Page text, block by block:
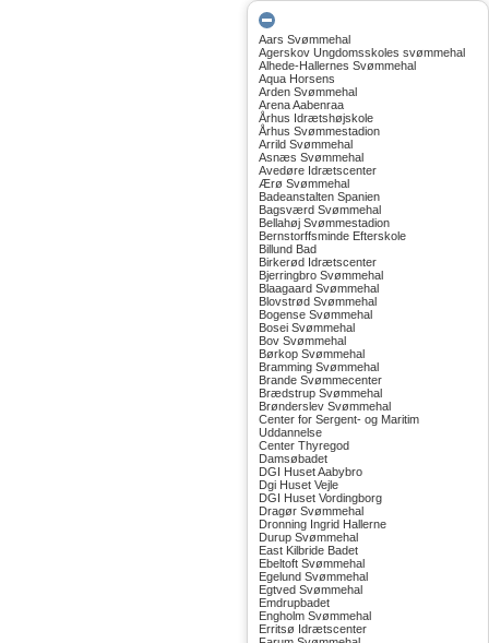
Aars Svømmehal
Agerskov Ungdomsskoles svømmehal
Alhede-Hallernes Svømmehal
Aqua Horsens
Arden Svømmehal
Arena Aabenraa
Århus Idrætshøjskole
Århus Svømmestadion
Arrild Svømmehal
Asnæs Svømmehal
Avedøre Idrætscenter
Ærø Svømmehal
Badeanstalten Spanien
Bagsværd Svømmehal
Bellahøj Svømmestadion
Bernstorffsminde Efterskole
Billund Bad
Birkerød Idrætscenter
Bjerringbro Svømmehal
Blaagaard Svømmehal
Blovstrød Svømmehal
Bogense Svømmehal
Bosei Svømmehal
Bov Svømmehal
Børkop Svømmehal
Bramming Svømmehal
Brande Svømmecenter
Brædstrup Svømmehal
Brønderslev Svømmehal
Center for Sergent- og Maritim
Uddannelse
Center Thyregod
Damsøbadet
DGI Huset Aabybro
Dgi Huset Vejle
DGI Huset Vordingborg
Dragør Svømmehal
Dronning Ingrid Hallerne
Durup Svømmehal
East Kilbride Badet
Ebeltoft Svømmehal
Egelund Svømmehal
Egtved Svømmehal
Emdrupbadet
Engholm Svømmehal
Erritsø Idrætscenter